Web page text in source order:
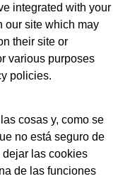
integrated with your
our site which may
their site or
various purposes
policies.
cosas y, como se
no está seguro de
las cookies
de las funciones